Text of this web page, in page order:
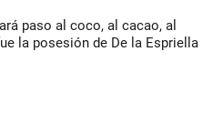
paso al coco, al cacao, al
la posesión de De la Espriella